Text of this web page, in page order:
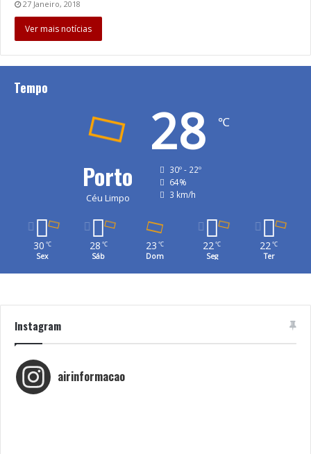
27 Janeiro, 2018
Ver mais notícias
Tempo
Porto
Céu Limpo
28 ℃
30º - 22º
64%
3 km/h
30 ℃
Sex
28 ℃
Sáb
23 ℃
Dom
22℃
Seg
22℃
Ter
Instagram
airinformacao